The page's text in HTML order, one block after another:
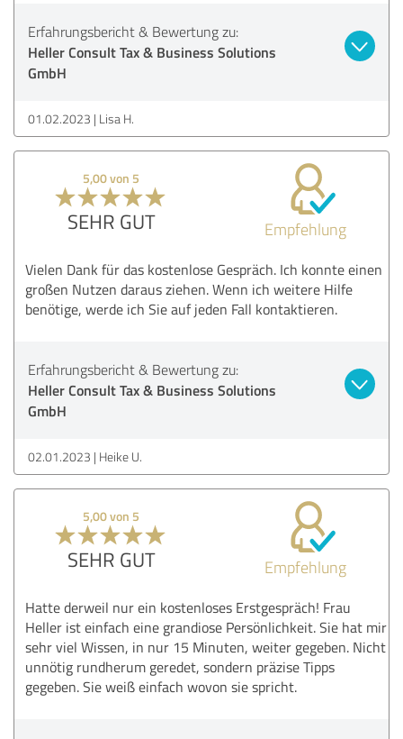
Erfahrungsbericht & Bewertung zu:
Heller Consult Tax & Business Solutions
GmbH
01.02.2023 Lisa H.
5,00 von 5
SEHR GUT Empfehlung
Vielen Dank für das kostenlose Gespräch. Ich konnte einen
großen Nutzen daraus ziehen. Wenn ich weitere Hilfe
benötige, werde ich Sie auf jeden Fall kontaktieren.
Erfahrungsbericht & Bewertung zu:
Heller Consult Tax & Business Solutions
GmbH
02.01.2023 Heike U.
5,00 von 5
SEHR GUT Empfehlung
Hatte derweil nur ein kostenloses Erstgespräch! Frau
Heller ist einfach eine grandiose Persönlichkeit. Sie hat mir
sehr viel Wissen, in nur 15 Minuten, weiter gegeben. Nicht
unnötig rundherum geredet, sondern präzise Tipps
gegeben. Sie weiß einfach wovon sie spricht.